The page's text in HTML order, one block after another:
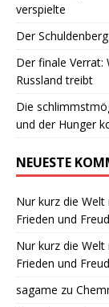
verspielte
Der
Der finale Verrat:
Russland treibt
Die
und der Hunger
NEUESTE
Nur kurz die Welt
Frieden und
Nur kurz die Welt
Frieden und
sagame zu